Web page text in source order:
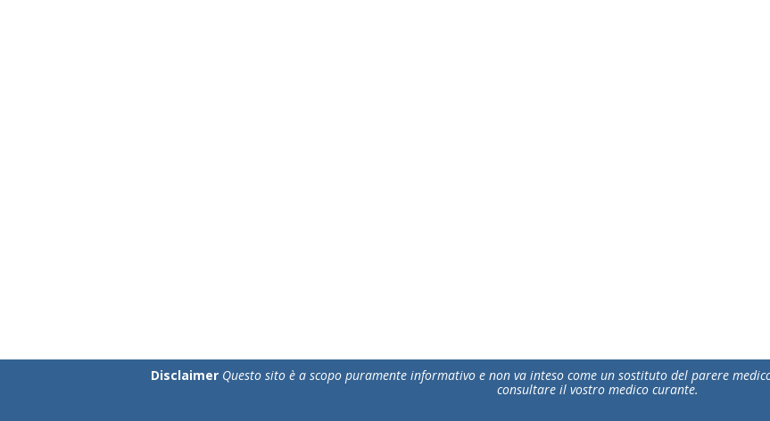
Disclaimer Questo sito è a scopo puramente informativo e non va inteso come un sostituto del parere
consultare il vostro medico curante.